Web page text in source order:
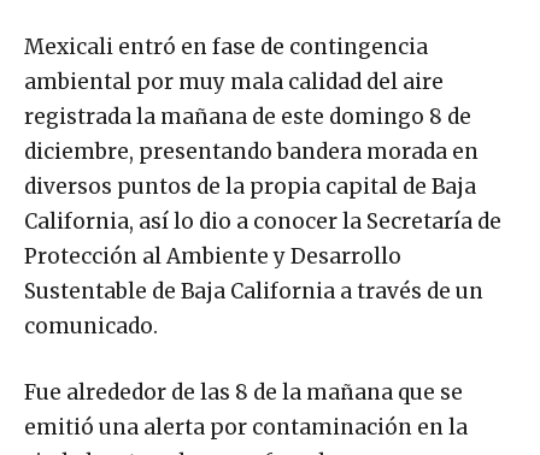
Mexicali entró en fase de contingencia
ambiental por muy mala calidad del aire
registrada la mañana de este domingo 8 de
diciembre, presentando bandera morada en
diversos puntos de la propia capital de Baja
California, así lo dio a conocer la Secretaría de
Protección al Ambiente y Desarrollo
Sustentable de Baja California a través de un
comunicado.
Fue alrededor de las 8 de la mañana que se
emitió una alerta por contaminación en la